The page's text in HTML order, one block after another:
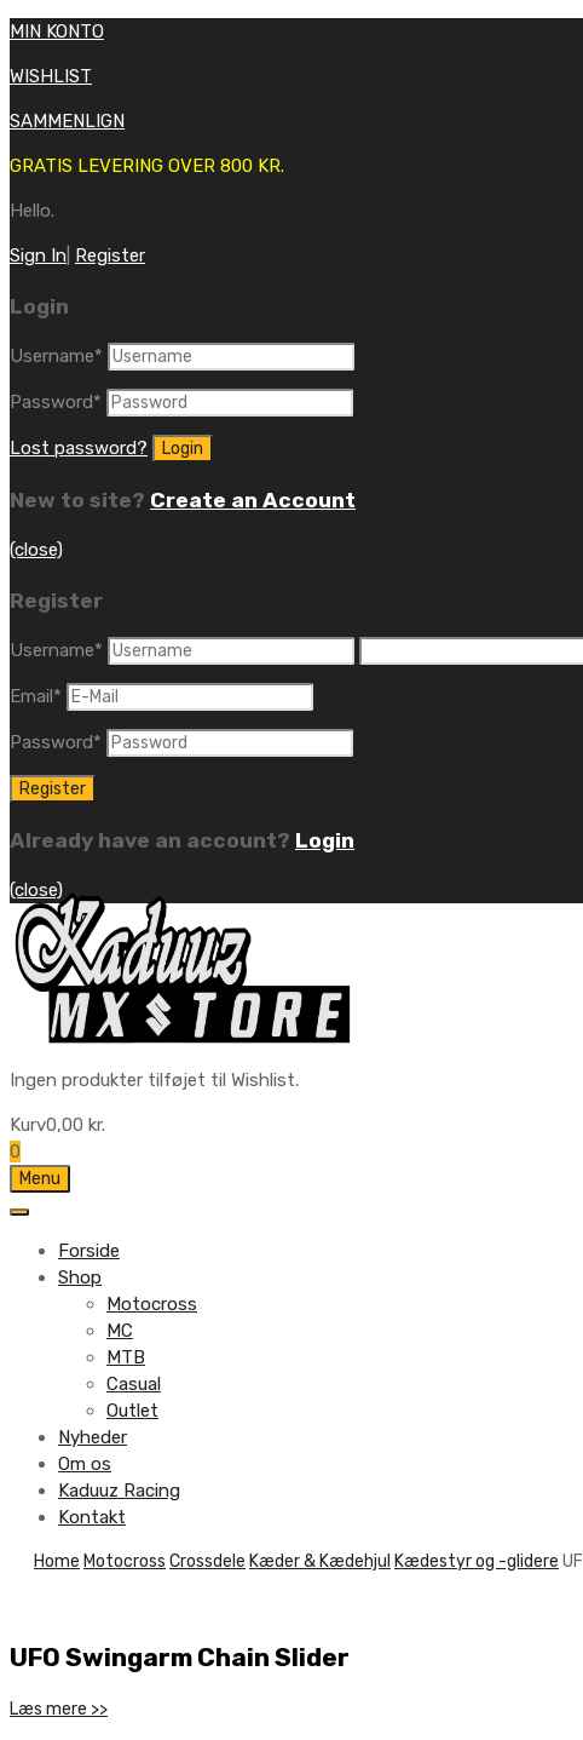
MIN KONTO
WISHLIST
SAMMENLIGN
GRATIS LEVERING OVER 800 KR.
Hello.
Sign In Register
Login
Username*
Password*
Lost password?
New to site? Create an Account
(close)
Register
Username*
Email*
Password*
Already have an account? Login
(close)
Ingen produkter tilføjet til Wishlist.
Kurv0,00 kr.
0
Menu
Forside
Shop
Motocross
MC
MTB
Casual
Outlet
Nyheder
Om os
Kaduuz Racing
Kontakt
SkipHome Motocross Crossdele Kæder & Kædehjul Kædestyr og -glidere
UFO Swingarm Chain Slider
Læs mere >>